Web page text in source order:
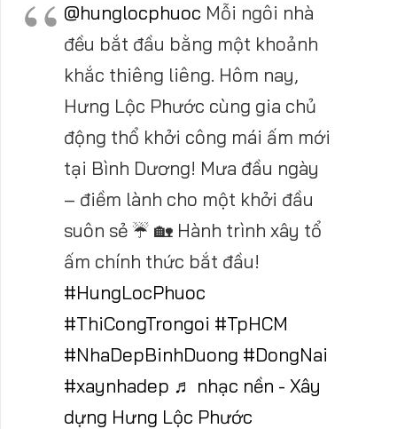
@hunglocphuoc Mỗi ngôi nhà
đều bắt đầu bằng một khoảnh
khắc thiêng liêng. Hôm nay,
Hưng Lộc Phước cùng gia chủ
động thổ khởi công mái ấm mới
tại Bình Dương! Mưa đầu ngày
– điềm lành cho một khởi đầu
suôn sẻ ☔ 🏡 Hành trình xây tổ
ấm chính thức bắt đầu!
#HungLocPhuoc
#ThiCongTrongoi #TpHCM
#NhaDepBinhDuong #DongNai
#xaynhadep ♬ nhạc nền - Xây
dựng Hưng Lộc Phước